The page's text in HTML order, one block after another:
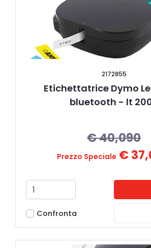
2172855
Etichettatrice Dymo
bluetooth - lt
€ 40,090
Prezzo Speciale €
Confronta